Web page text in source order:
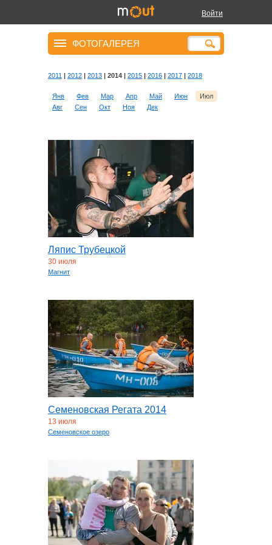
Войти
ФОТОГАЛЕРЕЯ
2011 | 2012 | 2013 | 2014 | 2015 | 2016 | 2017 | 2018
Янв Фев Мар Апр Май Июн
Июл
Авг
Сен Окт Ноя Дек
Ляпис Трубецкой
30 июля
Магнит
Семеновская Регата 2014
13 июля
Семеновское озеро